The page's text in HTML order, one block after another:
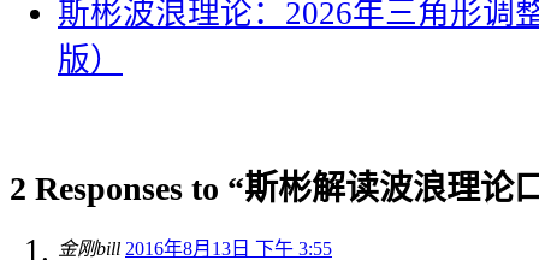
斯彬波浪理论：2026年三角形调
版）
2 Responses to “斯彬解读波浪理论
金刚bill 2016年8月13日 下午 3:55